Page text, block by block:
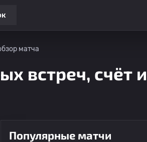
матча
встреч, счёт и
Популярные матчи